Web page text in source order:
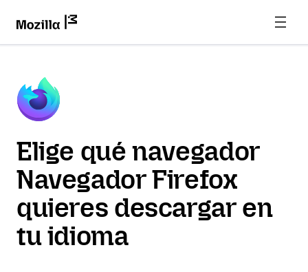
Elige qué navegador
Navegador Firefox
quieres descargar en
tu idioma